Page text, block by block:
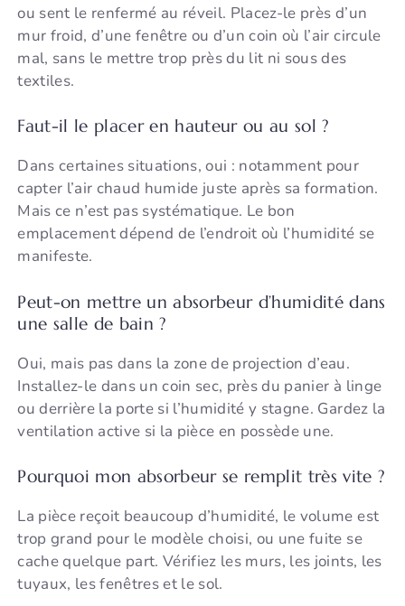
ou sent le renfermé au réveil. Placez-le près d’un
mur froid, d’une fenêtre ou d’un coin où l’air circule
mal, sans le mettre trop près du lit ni sous des
textiles.
Faut-il le placer en hauteur ou au sol ?
Dans certaines situations, oui : notamment pour
capter l’air chaud humide juste après sa formation.
Mais ce n’est pas systématique. Le bon
emplacement dépend de l’endroit où l’humidité se
manifeste.
Peut-on mettre un absorbeur d’humidité dans
une salle de bain ?
Oui, mais pas dans la zone de projection d’eau.
Installez-le dans un coin sec, près du panier à linge
ou derrière la porte si l’humidité y stagne. Gardez la
ventilation active si la pièce en possède une.
Pourquoi mon absorbeur se remplit très vite ?
La pièce reçoit beaucoup d’humidité, le volume est
trop grand pour le modèle choisi, ou une fuite se
cache quelque part. Vérifiez les murs, les joints, les
tuyaux, les fenêtres et le sol.